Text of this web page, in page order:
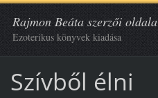
Rajmon Beáta szerzői oldala
Ezoterikus könyvek kiadása
Szívből élni